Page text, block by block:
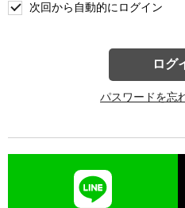
次回から自動的にログイン
ログ
パスワードを忘